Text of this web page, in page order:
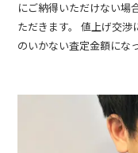
にご納得いただけない場
ただきます。 値上げ交
のいかない査定金額にな